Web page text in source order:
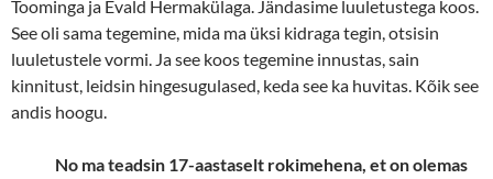
Toominga ja Evald Hermakülaga. Jändasime luuletustega koos.
See oli sama tegemine, mida ma üksi kidraga tegin, otsisin
luuletustele vormi. Ja see koos tegemine innustas, sain
kinnitust, leidsin hingesugulased, keda see ka huvitas. Kõik see
andis hoogu.
No ma teadsin 17-aastaselt rokimehena, et on olemas